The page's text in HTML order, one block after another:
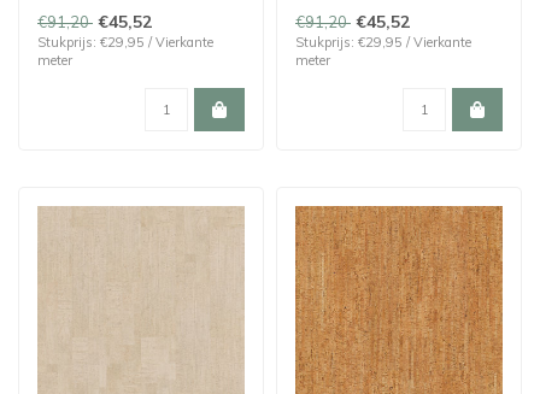
Laatste 24,32 m²!
€91,20 €45,52
Stukprijs: €29,95 / Vierkante
meter
Laatste 16,72 m²!
€91,20 €45,52
Stukprijs: €29,95 / Vierkante
meter